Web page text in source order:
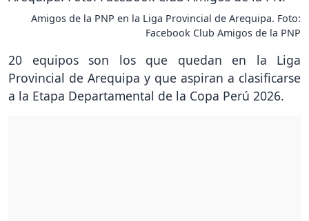
Amigos de la PNP en la Liga Provincial de Arequipa. Foto:
Facebook Club Amigos de la PNP
20 equipos son los que quedan en la Liga
Provincial de Arequipa y que aspiran a clasificarse
a la Etapa Departamental de la Copa Perú 2026.